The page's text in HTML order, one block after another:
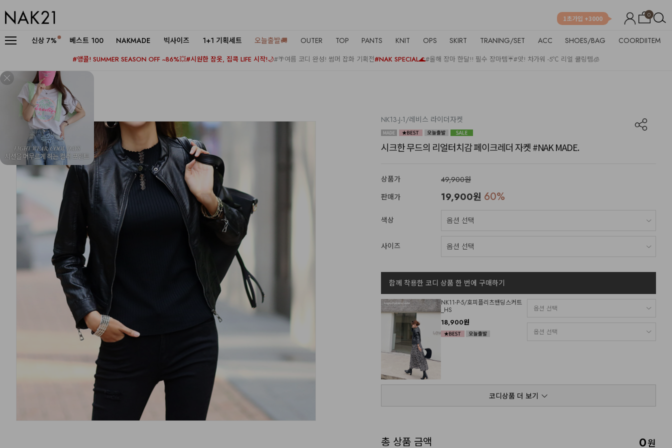
0
1초가입 +3000
신상 7% 베스트 100 NAKMADE 빅사이즈 1+1 기획세트 오늘출발🚚 OUTER TOP PANTS KNIT OPS SKIRT TRANING/SET ACC SHOES/BAG COORDIITEM
#앵콜! SUMMER SEASON OFF ~86%💥#시원한 잠옷, 집콕 LIFE 시작!🌙#🌴여름 코디 완성! 썸머 잡화 기획전#NAK SPECIAL🌊#올해 장마 한달!! 필수 장마템☔#앗! 차가워 -5℃ 리얼 쿨링템🧊
NK13-J-1/레비스 라이더자켓
시크한 무드의 리얼터치감 페이크레더 자켓 #NAK MADE.
상품가
49,900원
판매가
19,900원 60%
색상
사이즈
함께 착용한 코디 상품 한 번에 구매하기
NK11-P-5/호피플리츠밴딩스커트
_HS
18,900원
코디상품 더 보기
총 상품 금액 0원